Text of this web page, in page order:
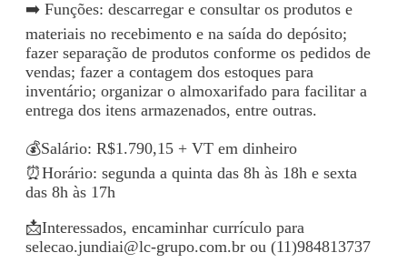
➡️ Funções: descarregar e consultar os produtos e
materiais no recebimento e na saída do depósito;
fazer separação de produtos conforme os pedidos de
vendas; fazer a contagem dos estoques para
inventário; organizar o almoxarifado para facilitar a
entrega dos itens armazenados, entre outras.
💰Salário: R$1.790,15 + VT em dinheiro
⏰Horário: segunda a quinta das 8h às 18h e sexta
das 8h às 17h
📩Interessados, encaminhar currículo para
selecao.jundiai@lc-grupo.com.br ou (11)984813737